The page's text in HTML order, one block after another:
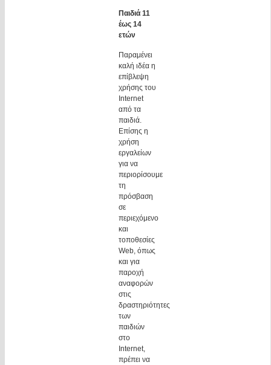
Παιδιά 11
έως 14
ετών
Παραμένει
καλή ιδέα η
επίβλεψη
χρήσης του
Internet
από τα
παιδιά.
Επίσης η
χρήση
εργαλείων
για να
περιορίσουμε
τη
πρόσβαση
σε
περιεχόμενο
και
τοποθεσίες
Web, όπως
και για
παροχή
αναφορών
στις
δραστηριότητες
των
παιδιών
στο
Internet,
πρέπει να